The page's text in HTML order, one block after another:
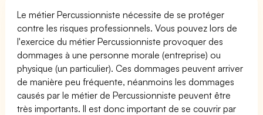
Le métier Percussionniste nécessite de se protéger
contre les risques professionnels. Vous pouvez lors de
l'exercice du métier Percussionniste provoquer des
dommages à une personne morale (entreprise) ou
physique (un particulier). Ces dommages peuvent arriver
de manière peu fréquente, néanmoins les dommages
causés par le métier de Percussionniste peuvent être
très importants. Il est donc important de se couvrir par